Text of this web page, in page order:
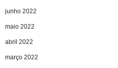
junho 2022
maio 2022
abril 2022
março 2022